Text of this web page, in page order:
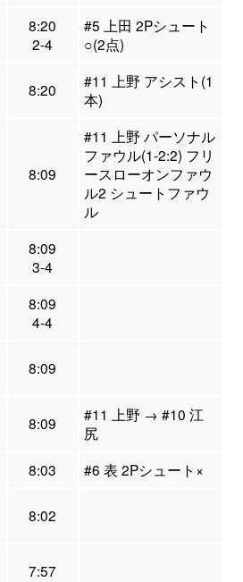
8:20
2-4
#5 上田 2Pシュート
○(2点)
8:20
#11 上野 アシスト(1
本)
8:09
#11 上野 パーソナル
ファウル(1-2:2) フリ
ースローオンファウ
ル2 シュートファウ
ル
8:09
3-4
8:09
4-4
8:09
8:09
#11 上野 → #10 江
尻
8:03
#6 表 2Pシュート×
8:02
7:57